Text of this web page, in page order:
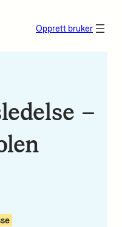
Opprett bruker
–